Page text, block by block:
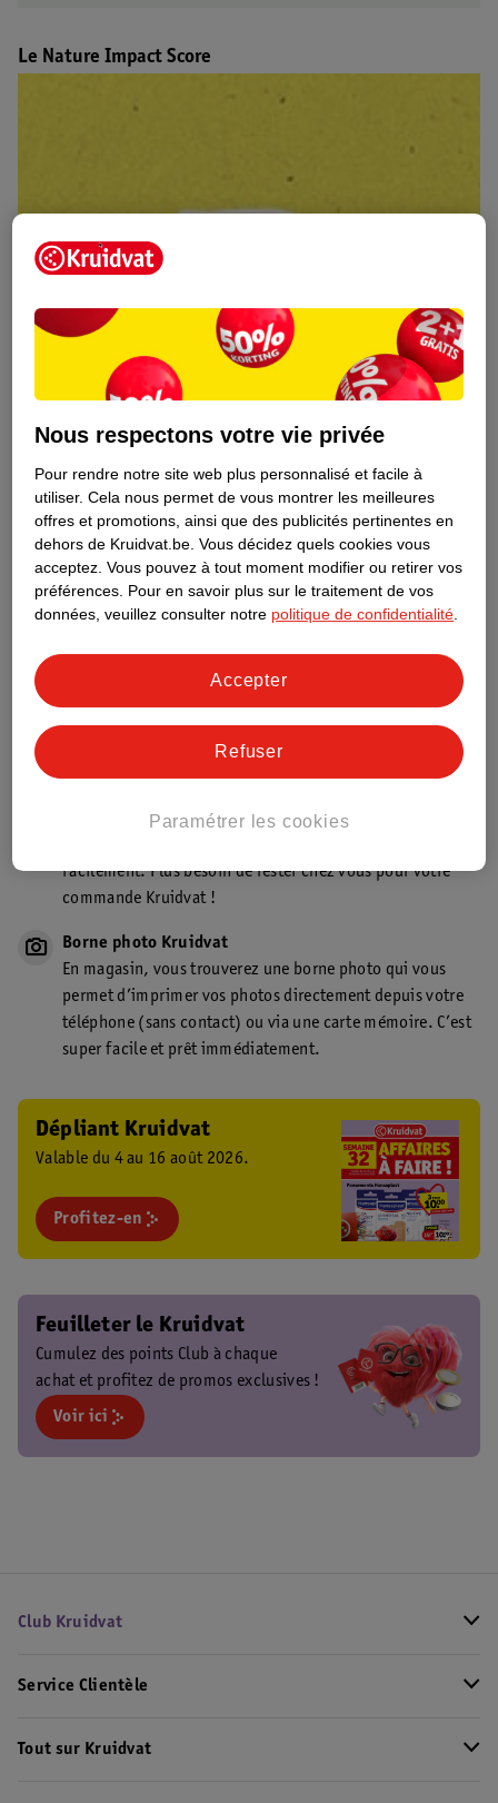
Le Nature Impact Score
Découvrez dès maintenant l’impact
de marque Kruidvat préférés !
Aussi dans ce magasin
Point de retrait Kruidvat.be
facilement. Plus besoin de rester chez vous pour votre
commande Kruidvat !
Borne photo Kruidvat
En magasin, vous trouverez une borne photo qui vous
permet d’imprimer vos photos directement depuis votre
téléphone (sans contact) ou via une carte mémoire. C’est
super facile et prêt immédiatement.
Dépliant Kruidvat
Valable du 4 au 16 août 2026.
Profitez-en
Feuilleter le Kruidvat
Cumulez des points Club à chaque
achat et profitez de promos exclusives !
Voir ici
Club Kruidvat
Service Clientèle
Tout sur Kruidvat
Nous respectons votre vie privée
Pour rendre notre site web plus personnalisé et facile à
utiliser. Cela nous permet de vous montrer les meilleures
offres et promotions, ainsi que des publicités pertinentes en
dehors de Kruidvat.be. Vous décidez quels cookies vous
acceptez. Vous pouvez à tout moment modifier ou retirer vos
préférences. Pour en savoir plus sur le traitement de vos
données, veuillez consulter notre politique de confidentialité.
Paramétrer les cookies
Refuser
Accepter